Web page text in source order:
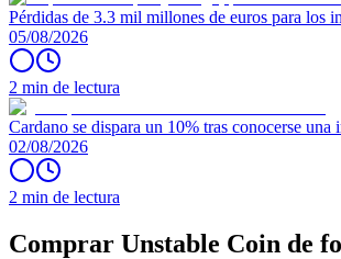
Pérdidas de 3.3 mil millones de euros para los
05/08/2026
2 min de lectura
Cardano se dispara un 10% tras conocerse una
02/08/2026
2 min de lectura
Comprar Unstable Coin de